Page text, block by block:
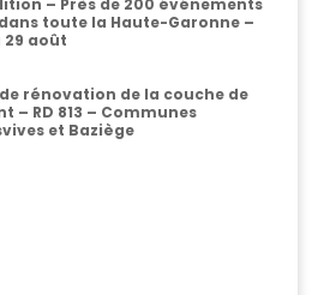
toute la Haute-Garonne –
29 août
rénovation de la couche de
– RD 813 – Communes
et Baziège